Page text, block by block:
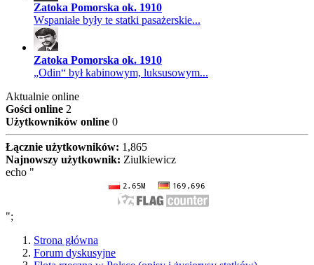
Zatoka Pomorska ok. 1910
Wspaniałe były te statki pasażerskie...
Zatoka Pomorska ok. 1910
„Odin“ był kabinowym, luksusowym...
Aktualnie online
Gości online 2
Użytkowników online 0
Łącznie użytkowników: 1,865
Najnowszy użytkownik: Ziulkiewicz
echo "
";
Strona główna
Forum dyskusyjne